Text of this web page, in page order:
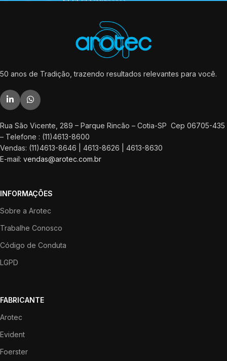
50 anos de Tradição, trazendo resultados relevantes para você.
Rua São Vicente, 289 – Parque Rincão – Cotia-SP Cep 06705-435
– Telefone : (11)4613-8600
Vendas: (11)4613-8646 | 4613-8626 | 4613-8630
E-mail: vendas@arotec.com.br
INFORMAÇÕES
Sobre a Arotec
Trabalhe Conosco
Código de Conduta
LGPD
FABRICANTE
Arotec
Evident
Foerster